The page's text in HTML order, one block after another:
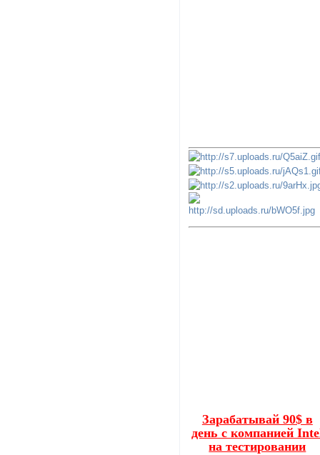
Зарабатывай 90$ в
день с компанией
на тестировании